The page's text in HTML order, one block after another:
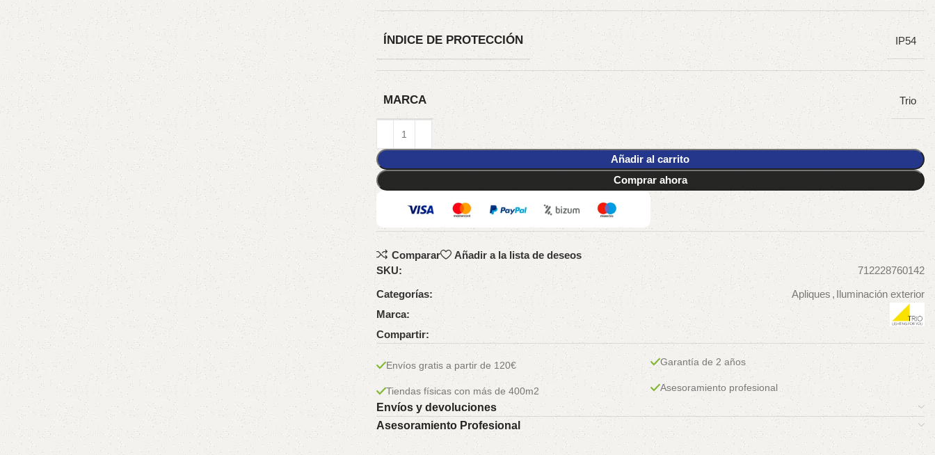
ÍNDICE DE PROTECCIÓN IP54
MARCA Trio
Añadir al carrito
Comprar ahora
Comparar
Añadir a la lista de deseos
SKU:
712228760142
Categorías:
Apliques , Iluminación exterior
Marca:
Compartir:
Envíos gratis a partir de 120€
Tiendas físicas con más de 400m2
Garantía de 2 años
Asesoramiento profesional
Envíos y devoluciones
Asesoramiento Profesional